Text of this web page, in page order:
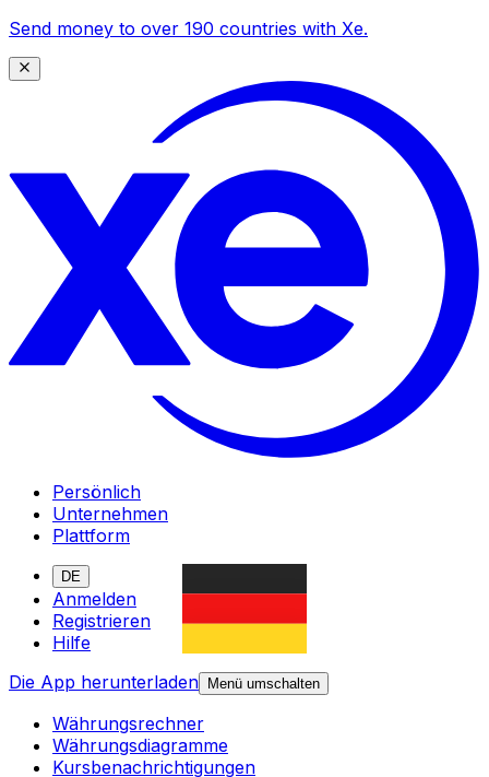
Send money to over 190 countries with Xe.
Persönlich
Unternehmen
Plattform
DE
Anmelden
Registrieren
Hilfe
Die App herunterladen
Menü umschalten
Währungsrechner
Währungsdiagramme
Kursbenachrichtigungen